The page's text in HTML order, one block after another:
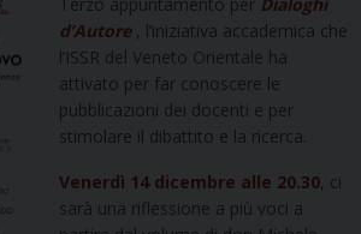
Terzo appuntamento per Dialoghi
d’Autore, l’iniziativa accademica che
l’ISSR del Veneto Orientale ha
attivato per far conoscere le
pubblicazioni dei docenti e per
stimolare il dibattito e la ricerca.
Venerdì 14 dicembre alle 20.30, ci
sarà una riflessione a più voci a